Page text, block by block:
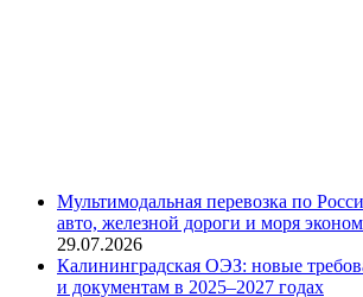
Мультимодальная перевозка по
авто, железной дороги и моря
29.07.2026
Калининградская ОЭЗ: новые
и документам в 2025–2027 годах